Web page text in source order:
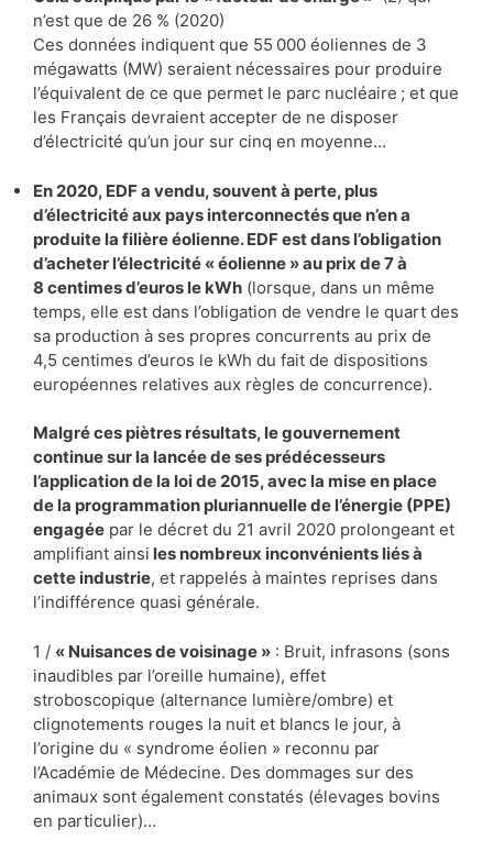
n’est que de 26 % (2020)
Ces données indiquent que 55 000 éoliennes de 3
mégawatts (MW) seraient nécessaires pour produire
l’équivalent de ce que permet le parc nucléaire ; et que
les Français devraient accepter de ne disposer
d’électricité qu’un jour sur cinq en moyenne…
En 2020, EDF a vendu, souvent à perte, plus
d’électricité aux pays interconnectés que n’en a
produite la filière éolienne. EDF est dans l’obligation
d’acheter l’électricité « éolienne » au prix de 7 à
8 centimes d’euros le kWh (lorsque, dans un même
temps, elle est dans l’obligation de vendre le quart des
sa production à ses propres concurrents au prix de
4,5 centimes d’euros le kWh du fait de dispositions
européennes relatives aux règles de concurrence).
Malgré ces piètres résultats, le gouvernement
continue sur la lancée de ses prédécesseurs
l’application de la loi de 2015, avec la mise en place
de la programmation pluriannuelle de l’énergie (PPE)
engagée par le décret du 21 avril 2020 prolongeant et
amplifiant ainsi les nombreux inconvénients liés à
cette industrie, et rappelés à maintes reprises dans
l’indifférence quasi générale.
1 / « Nuisances de voisinage » : Bruit, infrasons (sons
inaudibles par l’oreille humaine), effet
stroboscopique (alternance lumière/ombre) et
clignotements rouges la nuit et blancs le jour, à
l’origine du « syndrome éolien » reconnu par
l’Académie de Médecine. Des dommages sur des
animaux sont également constatés (élevages bovins
en particulier)…